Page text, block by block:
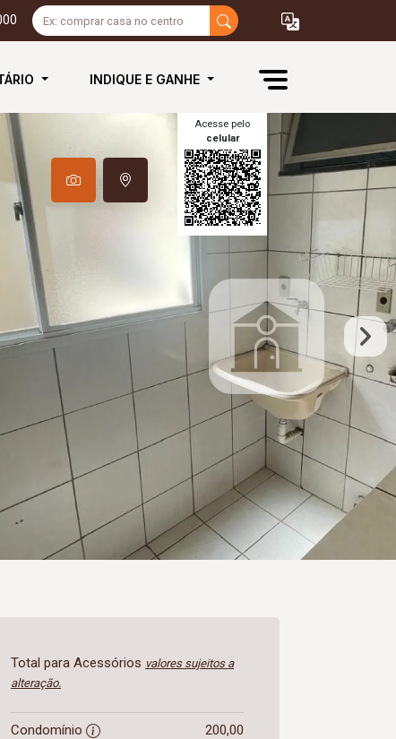
INDIQUE E GANHE
Acesse pelo
celular
Total para Acessórios valores sujeitos a
alteração.
Condomínio
200,00